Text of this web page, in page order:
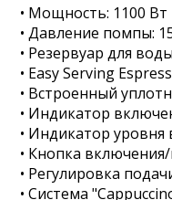
• Мощность: 1100 Вт
• Давление помпы:
• Резервуар для
• Easy Serving
• Встроенный
• Индикатор
• Индикатор уровня
• Кнопка
• Регулировка
• Система